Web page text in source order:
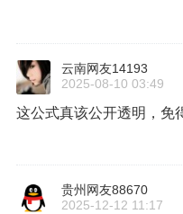
云南网友14193
2025-08-10 03:49
这公式真该公开透明，免
贵州网友88670
2025-12-12 11:17